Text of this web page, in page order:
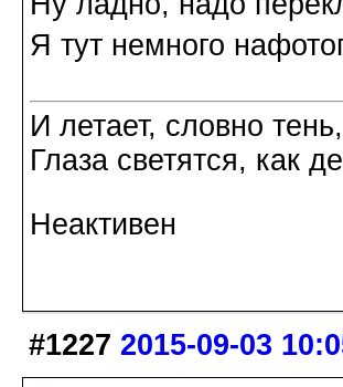
Я тут немного
И летает, словно тень,
Глаза светятся, как
Неактивен
#1227 2015-09-03